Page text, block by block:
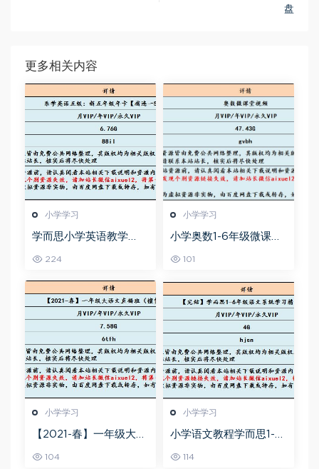
盘
更多相关内容
小学学习
学而思小学英语教学
语五级教程，6.76G课程
百度网盘资源打包下载
224
小学学习
小学奥数1-6年级微课堂
101
小学学习
【2021-春】一年级大语
网盘资源打包下载,檀梦
104
小学学习
小学语文教程学而思1-6
资料教学课程,4G课程百
114